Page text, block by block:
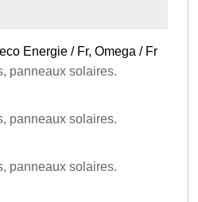
Energie / Fr, Omega / Fr
panneaux solaires.
panneaux solaires.
panneaux solaires.